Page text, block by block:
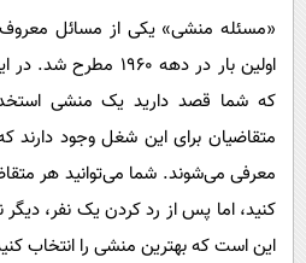
حیات وحش
سیاست خارجی
«مسئله منشی» یکی از مسائل
اولین بار در دهه
که شما قصد دارید یک منشی
متقاضیان برای این شغل وجود دارند
معرفی می‌شوند. شما می‌توانید هر
کنید، اما پس از رد کردن یک نفر، دیگر
این است که بهترین منشی را انتخاب